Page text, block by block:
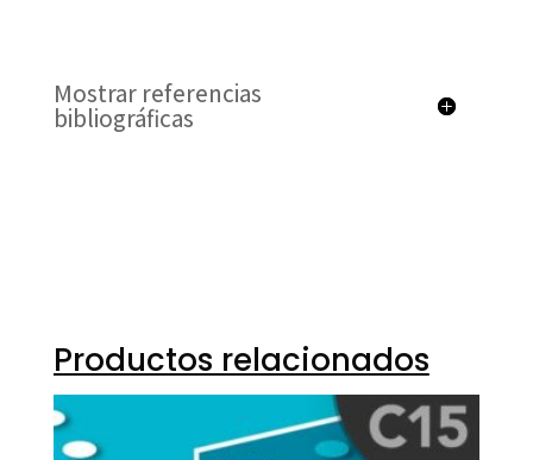
Mostrar referencias
bibliográficas
Productos relacionados